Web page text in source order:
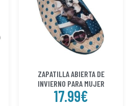
ZAPATILLA ABIERTA DE
INVIERNO PARA MUJER
17.99€